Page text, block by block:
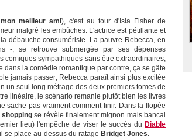
meilleur ami), c'est au tour d'Isla Fisher de
malgré les embûches. L'actrice est pétillante et
débauche consumériste. La pauvre Rebecca, en
-, se retrouve submergée par ses dépenses
sympathiques sans être extraordinaires,
la comédie romantique par contre, ça se gâte
jamais passer; Rebecca paraît ainsi plus excitée
un seul long métrage des deux premiers tomes de
linéaire, le scénario remanie plutôt bien les livres
sache pas vraiment comment finir. Dans la flopée
se révèle finalement mignon mais bancal
lieu) l'empêche de viser le succès du Diable
se place au-dessus du ratage Bridget Jones.